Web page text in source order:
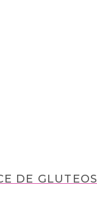
DE GLUTEOS